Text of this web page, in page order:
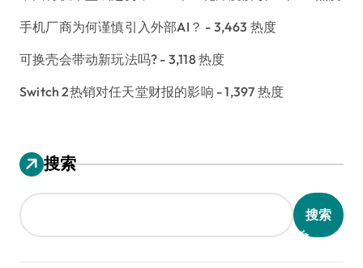
手机厂商为何谨慎引入外部AI？ - 3,463 热度
可换壳会带动新玩法吗? - 3,118 热度
Switch 2热销对任天堂财报的影响 - 1,397 热度
搜索
搜索